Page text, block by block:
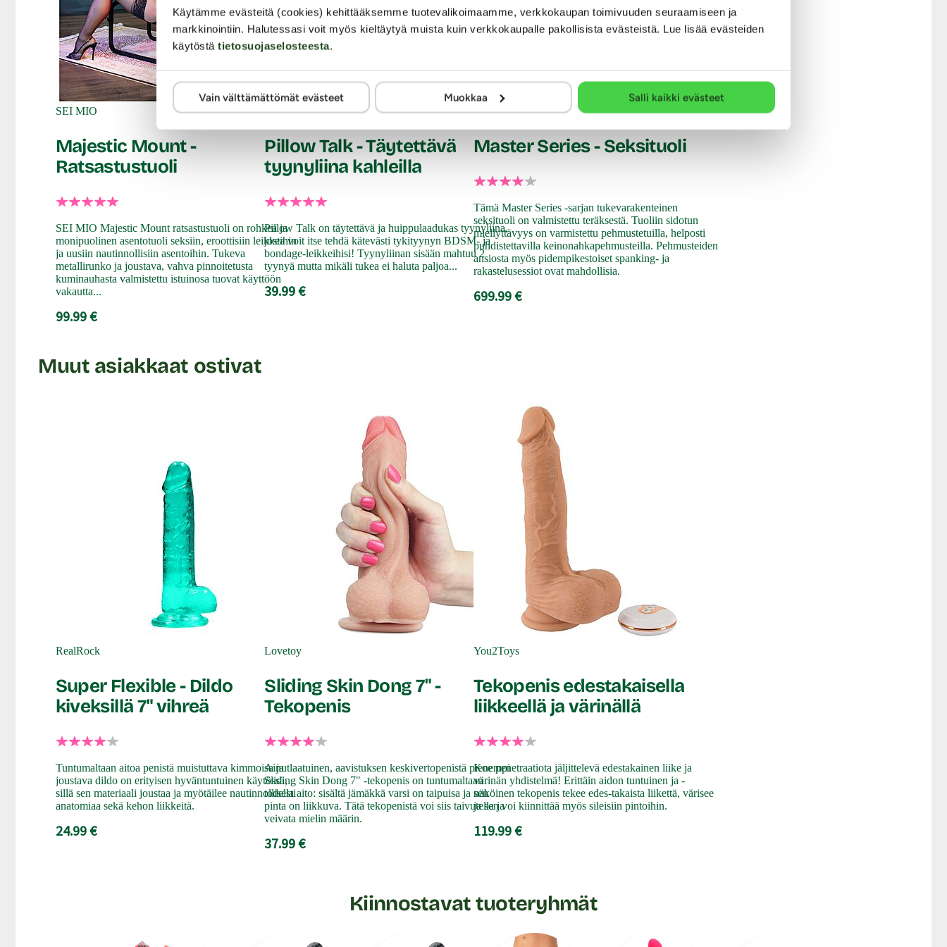
Käytämme evästeitä (cookies) kehittääksemme tuotevalikoimaamme, verkkokaupan toimivuuden seuraamiseen ja
markkinointiin. Halutessasi voit myös kieltäytyä muista kuin verkkokaupalle pakollisista evästeistä. Lue lisää evästeiden
käytöstä tietosuojaselosteesta.
Vain välttämättömät evästeet Muokkaa Salli kaikki evästeet
SEI MIO
Majestic Mount -
Ratsastustuoli
SEI MIO Majestic Mount ratsastustuoli on rohkea ja
monipuolinen asentotuoli seksiin, eroottisiin leikkeihin
ja uusiin nautinnollisiin asentoihin. Tukeva
metallirunko ja joustava, vahva pinnoitetusta
kuminauhasta valmistettu istuinosa tuovat käyttöön
vakautta...
99.99 €
SEI MIO
Pillow Talk - Täytettävä
tyynyliina kahleilla
Pillow Talk on täytettävä ja huippulaadukas tyynyliina,
josta voit itse tehdä kätevästi tykityynyn BDSM- ja
bondage-leikkeihisi! Tyynyliinan sisään mahtuu 2
tyynyä mutta mikäli tukea ei haluta paljoa...
39.99 €
XR Brands
Master Series - Seksituoli
Tämä Master Series -sarjan tukevarakenteinen
seksituoli on valmistettu teräksestä. Tuoliin sidotun
miellyttävyys on varmistettu pehmustetuilla, helposti
puhdistettavilla keinonahkapehmusteilla. Pehmusteiden
ansiosta myös pidempikestoiset spanking- ja
rakastelusessiot ovat mahdollisia.
699.99 €
Muut asiakkaat ostivat
RealRock
Super Flexible - Dildo
kiveksillä 7" vihreä
Tuntumaltaan aitoa penistä muistuttava kimmoisa ja
joustava dildo on erityisen hyväntuntuinen käytössä,
sillä sen materiaali joustaa ja myötäilee nautinnollisesti
anatomiaa sekä kehon liikkeitä.
24.99 €
Lovetoy
Sliding Skin Dong 7" -
Tekopenis
Ainutlaatuinen, aavistuksen keskivertopenistä pienempi
Sliding Skin Dong 7" -tekopenis on tuntumaltaan
todella aito: sisältä jämäkkä varsi on taipuisa ja sen
pinta on liikkuva. Tätä tekopenistä voi siis taivutella ja
veivata mielin määrin.
37.99 €
You2Toys
Tekopenis edestakaisella
liikkeellä ja värinällä
Koe penetraatiota jäljittelevä edestakainen liike ja
värinän yhdistelmä! Erittäin aidon tuntuinen ja -
näköinen tekopenis tekee edes-takaista liikettä, värisee
ja sen voi kiinnittää myös sileisiin pintoihin.
119.99 €
Kiinnostavat tuoteryhmät